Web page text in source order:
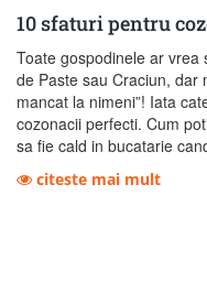
10 sfaturi pentru
Toate gospodinele ar vrea
de Paste sau Craciun, dar
mancat la nimeni”! Iata
cozonacii perfecti. Cum
sa fie cald in bucatarie
citeste mai mult